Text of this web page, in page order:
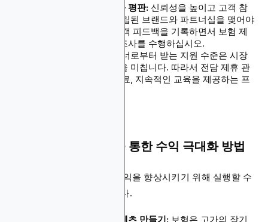
파트너 브랜드의 신뢰와 평판: 신뢰성을 높이고 고객 참
여를 장려할 수 있는 확립된 브랜드와 파트너십을 맺어야
합니다. 시장 위치와 고객 피드백을 기록하면서 보험 제
공업체에 대한 철저한 조사를 수행하십시오.
제휴 파트너로부터 받는 지원 수준은 시장
에서의 성공에 큰 영향을 미칩니다. 따라서 전담 제휴 관
리자, 우수한 마케팅 자료, 지속적인 교육을 제공하는 프
보험 제휴 프로그램을 통한 수익 극대화 방법
보험 프로그램 기간 동안 수익을 향상시키기 위해 실행할 수
있는 전략은 다음과 같습니다.
설득력 있고 유익한 콘텐츠 만들기: 보험은 고가의 장기